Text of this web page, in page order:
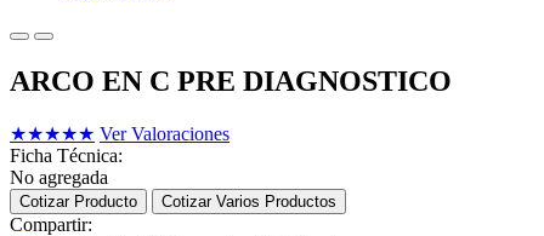
ARCO EN C PRE DIAGNOSTICO
★★★★★ Ver Valoraciones
Ficha Técnica:
No agregada
Cotizar Producto Cotizar Varios Productos
Compartir: